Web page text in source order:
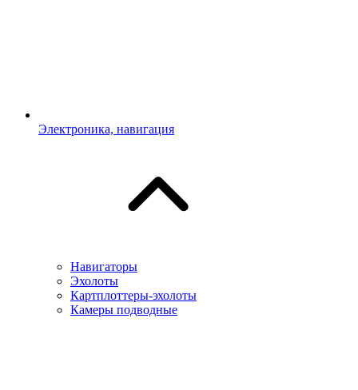
Электроника, навигация
Навигаторы
Эхолоты
Картплоттеры-эхолоты
Камеры подводные